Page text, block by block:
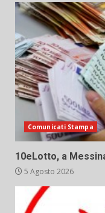
Comunicati Stampa
10eLotto, a
5 Agosto 2026